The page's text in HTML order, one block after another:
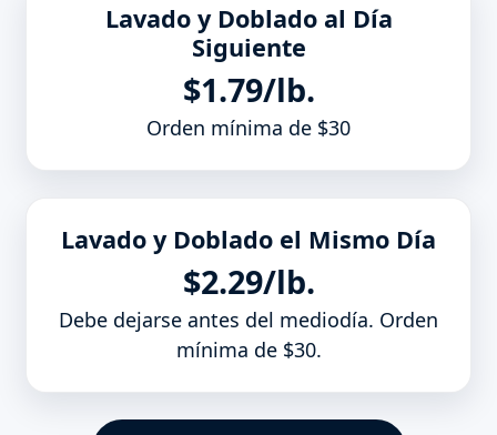
Lavado y Doblado al Día
Siguiente
$1.79/lb.
Orden mínima de $30
Lavado y Doblado el Mismo Día
$2.29/lb.
Debe dejarse antes del mediodía. Orden
mínima de $30.